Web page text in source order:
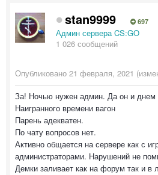
stan9999 697
Админ сервера CS:GO
1 026 сообщений
Опубликовано 21 февраля, 2021
За! Ночью нужен админ. Да он и днем
Наигранного времени вагон
Парень адекватен.
По чату вопросов нет.
Активно общается на сервере как с
администраторами. Нарушений не
Демки заливает как на форум так и